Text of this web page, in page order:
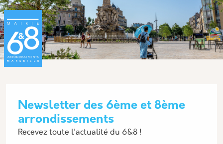
Aller au contenu principal
Newsletter des 6ème et 8ème
arrondissements
Description
Recevez toute l'actualité du 6&8 !
Panneau de gestion des cookies